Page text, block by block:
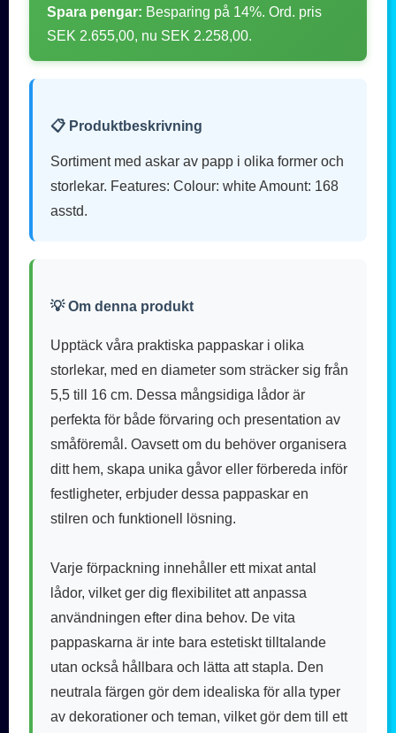
Spara pengar: Besparing på 14%. Ord. pris
SEK 2.655,00, nu SEK 2.258,00.
📋 Produktbeskrivning
Sortiment med askar av papp i olika former och
storlekar. Features: Colour: white Amount: 168
asstd.
💡 Om denna produkt
Upptäck våra praktiska pappaskar i olika
storlekar, med en diameter som sträcker sig från
5,5 till 16 cm. Dessa mångsidiga lådor är
perfekta för både förvaring och presentation av
småföremål. Oavsett om du behöver organisera
ditt hem, skapa unika gåvor eller förbereda inför
festligheter, erbjuder dessa pappaskar en
stilren och funktionell lösning.
Varje förpackning innehåller ett mixat antal
lådor, vilket ger dig flexibilitet att anpassa
användningen efter dina behov. De vita
pappaskarna är inte bara estetiskt tilltalande
utan också hållbara och lätta att stapla. Den
neutrala färgen gör dem idealiska för alla typer
av dekorationer och teman, vilket gör dem till ett